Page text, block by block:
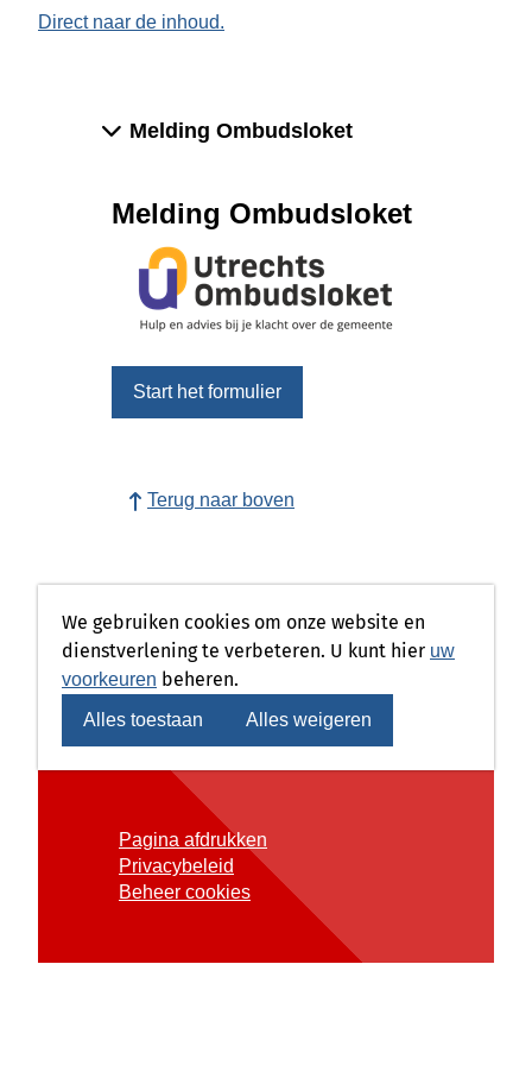
Direct naar de inhoud.
Melding Ombudsloket
Start het formulier
Melding Ombudsloket
Terug naar boven
We gebruiken cookies om onze website en
dienstverlening te verbeteren. U kunt hier uw
voorkeuren beheren.
Alles toestaan Alles weigeren
Pagina afdrukken
Privacybeleid
Beheer cookies